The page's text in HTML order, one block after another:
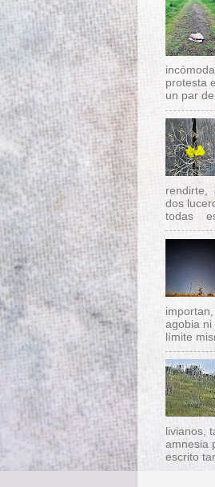
protesta
un par
rendirte,
dos
todas
agobia
límite
livianos,
amnesia
escrito